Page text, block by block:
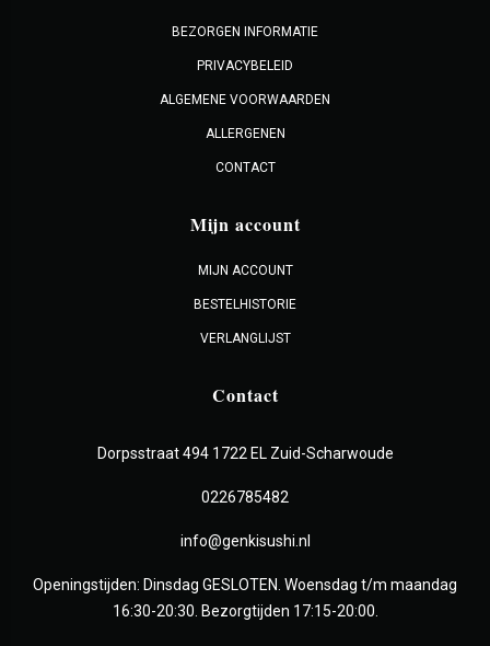
BEZORGEN INFORMATIE
PRIVACYBELEID
ALGEMENE VOORWAARDEN
ALLERGENEN
CONTACT
Mijn account
MIJN ACCOUNT
BESTELHISTORIE
VERLANGLIJST
Contact
Dorpsstraat 494 1722 EL Zuid-Scharwoude
0226785482
info@genkisushi.nl
Openingstijden: Dinsdag GESLOTEN. Woensdag t/m maandag
16:30-20:30. Bezorgtijden 17:15-20:00.